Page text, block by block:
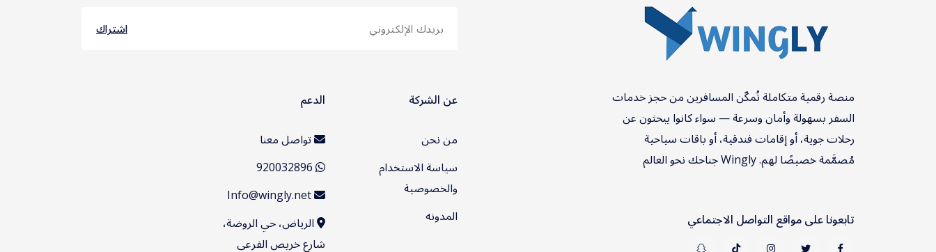
منصة رقمية متكاملة تُمكّن المسافرين من حجز خدمات
السفر بسهولة وأمان وسرعة — سواء كانوا يبحثون عن
رحلات جوية، أو إقامات فندقية، أو باقات سياحية
مُصمَّمة خصيصًا لهم. Wingly جناحك نحو العالم
تابعونا على مواقع التواصل الاجتماعي
اشتراك
عن الشركة
من نحن
سياسة الاستخدام
والخصوصية
المدونه
الدعم
تواصل معنا
920032896
Info@wingly.net
الرياض، حي الروضة،
شارع خريص الفرعي